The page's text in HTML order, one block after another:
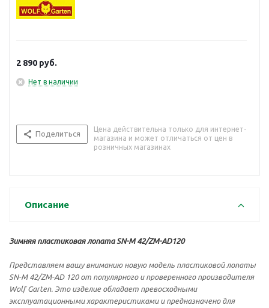
2 890 руб.
Нет в наличии
Поделиться
Цена действительна только для интернет-
магазина и может отличаться от цен в
розничных магазинах
Описание
Зимняя пластиковая лопата SN-M 42/ZM-AD120
Представляем вашу вниманию новую модель пластиковой лопаты
SN-M 42/ZM-AD 120 от популярного и проверенного производителя
Wolf Garten. Это изделие обладает превосходными
эксплуатационными характеристиками и предназначено для